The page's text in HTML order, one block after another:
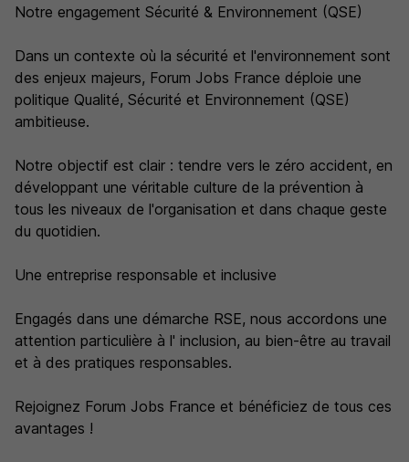
Notre engagement Sécurité & Environnement (QSE)
Dans un contexte où la sécurité et l'environnement sont
des enjeux majeurs, Forum Jobs France déploie une
politique Qualité, Sécurité et Environnement (QSE)
ambitieuse.
Notre objectif est clair : tendre vers le zéro accident, en
développant une véritable culture de la prévention à
tous les niveaux de l'organisation et dans chaque geste
du quotidien.
Une entreprise responsable et inclusive
Engagés dans une démarche RSE, nous accordons une
attention particulière à l' inclusion, au bien-être au travail
et à des pratiques responsables.
Rejoignez Forum Jobs France et bénéficiez de tous ces
avantages !